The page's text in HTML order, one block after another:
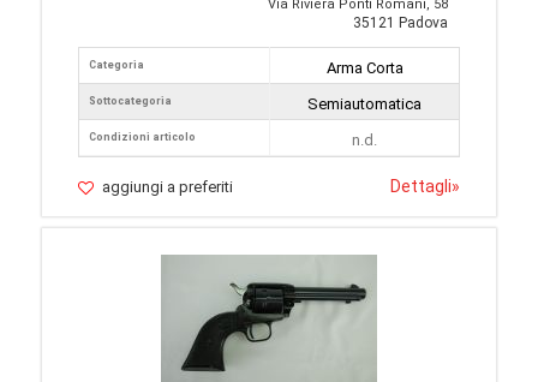
Via Riviera Ponti Romani, 58
35121 Padova
Categoria
Sottocategoria
Condizioni articolo
Arma Corta
Semiautomatica
n.d.
aggiungi a preferiti Dettagli»